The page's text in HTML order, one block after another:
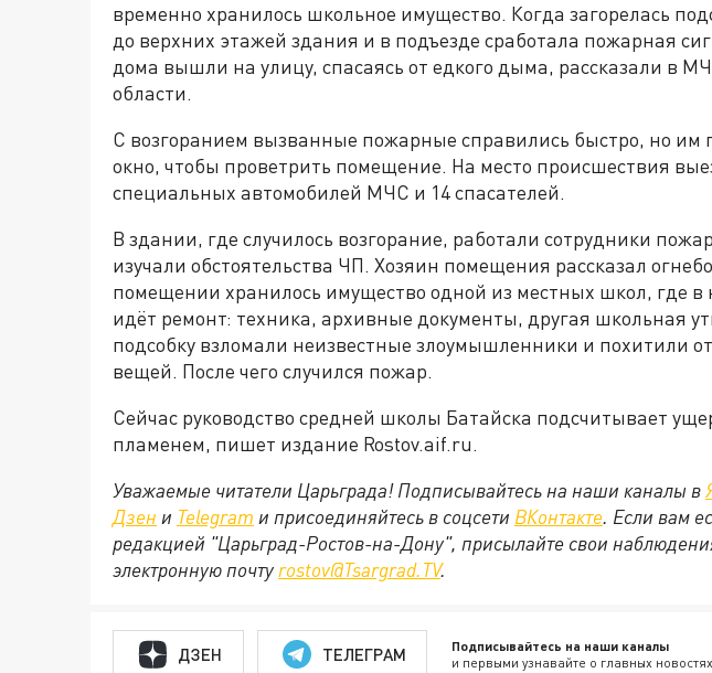
временно хранилось школьное имущество. Когда загорелась
до верхних этажей здания и в подъезде сработала пожарная
дома вышли на улицу, спасаясь от едкого дыма, рассказали в
области.
С возгоранием вызванные пожарные справились быстро, но им
окно, чтобы проветрить помещение. На место происшествия
специальных автомобилей МЧС и 14 спасателей.
В здании, где случилось возгорание, работали сотрудники
изучали обстоятельства ЧП. Хозяин помещения рассказал
помещении хранилось имущество одной из местных школ, где
идёт ремонт: техника, архивные документы, другая школьная
подсобку взломали неизвестные злоумышленники и похитили
вещей. После чего случился пожар.
Сейчас руководство средней школы Батайска подсчитывает
пламенем, пишет издание Rostov.aif.ru.
Уважаемые читатели Царьграда! Подписывайтесь на наши каналы в
Дзен и Telegram и присоединяйтесь в соцсети ВКонтакте. Если вам
редакцией "Царьград-Ростов-на-Дону", присылайте свои
электронную почту rostov@Tsargrad.ТV.
ДЗЕН ТЕЛЕГРАМ Подписывайтесь на наши каналы
и первыми узнавайте о главных